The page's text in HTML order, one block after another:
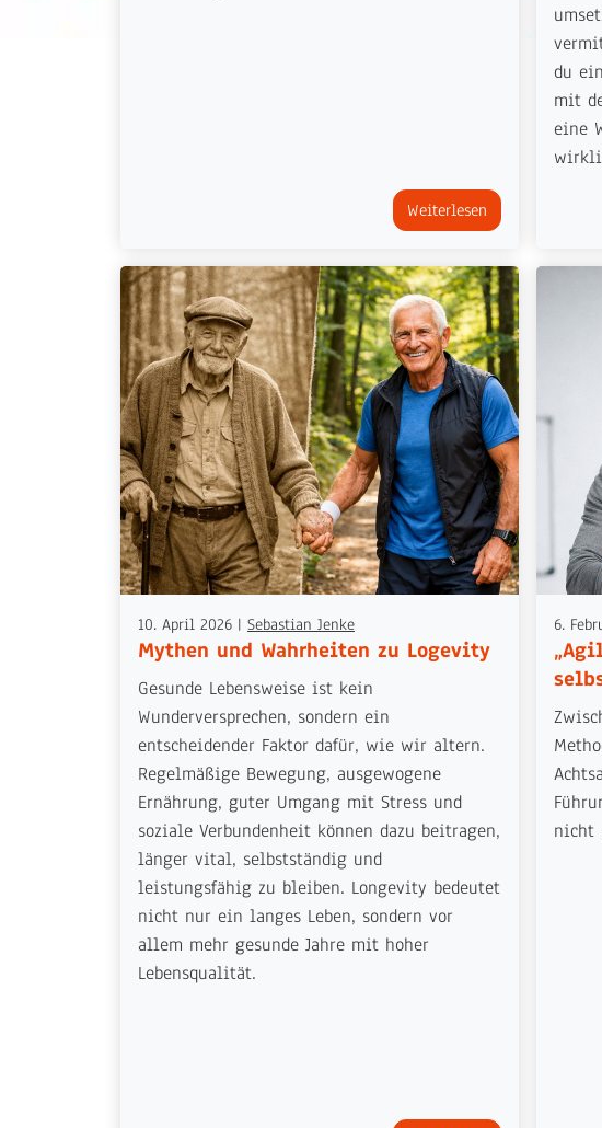
Weiterlesen
du
mit
eine
10. April 2026 | Sebastian Jenke
Mythen und Wahrheiten zu Logevity
Gesunde Lebensweise ist kein
Wunderversprechen, sondern ein
entscheidender Faktor dafür, wie wir altern.
Regelmäßige Bewegung, ausgewogene
Ernährung, guter Umgang mit Stress und
soziale Verbundenheit können dazu beitragen,
länger vital, selbstständig und
leistungsfähig zu bleiben. Longevity bedeutet
nicht nur ein langes Leben, sondern vor
allem mehr gesunde Jahre mit hoher
Lebensqualität.
6.
nicht